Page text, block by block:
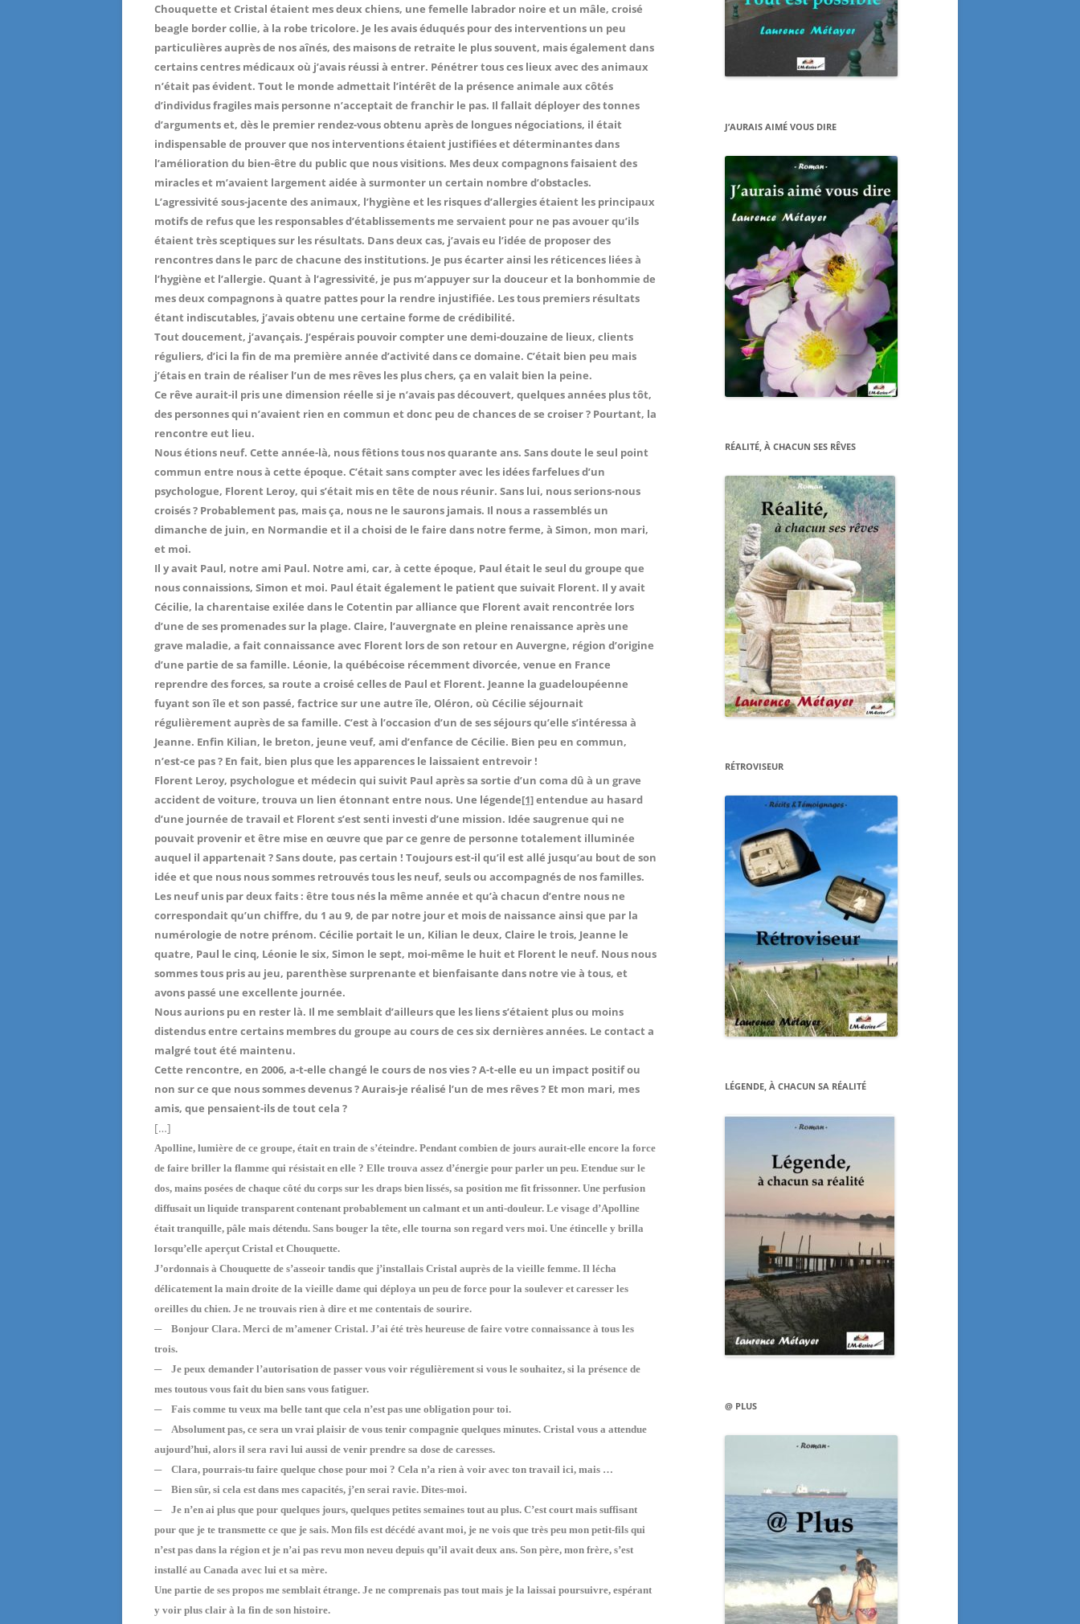
Chouquette et Cristal étaient mes deux chiens, une femelle labrador noire et un mâle, croisé
beagle border collie, à la robe tricolore. Je les avais éduqués pour des interventions un peu
particulières auprès de nos aînés, des maisons de retraite le plus souvent, mais également dans
certains centres médicaux où j’avais réussi à entrer. Pénétrer tous ces lieux avec des animaux
n’était pas évident. Tout le monde admettait l’intérêt de la présence animale aux côtés
d’individus fragiles mais personne n’acceptait de franchir le pas. Il fallait déployer des tonnes
d’arguments et, dès le premier rendez-vous obtenu après de longues négociations, il était
indispensable de prouver que nos interventions étaient justifiées et déterminantes dans
l’amélioration du bien-être du public que nous visitions. Mes deux compagnons faisaient des
miracles et m’avaient largement aidée à surmonter un certain nombre d’obstacles.
L’agressivité sous-jacente des animaux, l’hygiène et les risques d’allergies étaient les principaux
motifs de refus que les responsables d’établissements me servaient pour ne pas avouer qu’ils
étaient très sceptiques sur les résultats. Dans deux cas, j’avais eu l’idée de proposer des
rencontres dans le parc de chacune des institutions. Je pus écarter ainsi les réticences liées à
l’hygiène et l’allergie. Quant à l’agressivité, je pus m’appuyer sur la douceur et la bonhommie de
mes deux compagnons à quatre pattes pour la rendre injustifiée. Les tous premiers résultats
étant indiscutables, j’avais obtenu une certaine forme de crédibilité.
Tout doucement, j’avançais. J’espérais pouvoir compter une demi-douzaine de lieux, clients
réguliers, d’ici la fin de ma première année d’activité dans ce domaine. C’était bien peu mais
j’étais en train de réaliser l’un de mes rêves les plus chers, ça en valait bien la peine.
Ce rêve aurait-il pris une dimension réelle si je n’avais pas découvert, quelques années plus tôt,
des personnes qui n’avaient rien en commun et donc peu de chances de se croiser ? Pourtant, la
rencontre eut lieu.
Nous étions neuf. Cette année-là, nous fêtions tous nos quarante ans. Sans doute le seul point
commun entre nous à cette époque. C’était sans compter avec les idées farfelues d’un
psychologue, Florent Leroy, qui s’était mis en tête de nous réunir. Sans lui, nous serions-nous
croisés ? Probablement pas, mais ça, nous ne le saurons jamais. Il nous a rassemblés un
dimanche de juin, en Normandie et il a choisi de le faire dans notre ferme, à Simon, mon mari,
et moi.
Il y avait Paul, notre ami Paul. Notre ami, car, à cette époque, Paul était le seul du groupe que
nous connaissions, Simon et moi. Paul était également le patient que suivait Florent. Il y avait
Cécilie, la charentaise exilée dans le Cotentin par alliance que Florent avait rencontrée lors
d’une de ses promenades sur la plage. Claire, l’auvergnate en pleine renaissance après une
grave maladie, a fait connaissance avec Florent lors de son retour en Auvergne, région d’origine
d’une partie de sa famille. Léonie, la québécoise récemment divorcée, venue en France
reprendre des forces, sa route a croisé celles de Paul et Florent. Jeanne la guadeloupéenne
fuyant son île et son passé, factrice sur une autre île, Oléron, où Cécilie séjournait
régulièrement auprès de sa famille. C’est à l’occasion d’un de ses séjours qu’elle s’intéressa à
Jeanne. Enfin Kilian, le breton, jeune veuf, ami d’enfance de Cécilie. Bien peu en commun,
n’est-ce pas ? En fait, bien plus que les apparences le laissaient entrevoir !
Florent Leroy, psychologue et médecin qui suivit Paul après sa sortie d’un coma dû à un grave
accident de voiture, trouva un lien étonnant entre nous. Une légende[1]entendue au hasard
d’une journée de travail et Florent s’est senti investi d’une mission. Idée saugrenue qui ne
pouvait provenir et être mise en œuvre que par ce genre de personne totalement illuminée
auquel il appartenait ? Sans doute, pas certain ! Toujours est-il qu’il est allé jusqu’au bout de son
idée et que nous nous sommes retrouvés tous les neuf, seuls ou accompagnés de nos familles.
Les neuf unis par deux faits : être tous nés la même année et qu’à chacun d’entre nous ne
correspondait qu’un chiffre, du 1 au 9, de par notre jour et mois de naissance ainsi que par la
numérologie de notre prénom. Cécilie portait le un, Kilian le deux, Claire le trois, Jeanne le
quatre, Paul le cinq, Léonie le six, Simon le sept, moi-même le huit et Florent le neuf. Nous nous
sommes tous pris au jeu, parenthèse surprenante et bienfaisante dans notre vie à tous, et
avons passé une excellente journée.
Nous aurions pu en rester là. Il me semblait d’ailleurs que les liens s’étaient plus ou moins
distendus entre certains membres du groupe au cours de ces six dernières années. Le contact a
malgré tout été maintenu.
Cette rencontre, en 2006, a-t-elle changé le cours de nos vies ? A-t-elle eu un impact positif ou
non sur ce que nous sommes devenus ? Aurais-je réalisé l’un de mes rêves ? Et mon mari, mes
amis, que pensaient-ils de tout cela ?
[…]
Apolline, lumière de ce groupe, était en train de s’éteindre. Pendant combien de jours aurait-elle encore la force
de faire briller la flamme qui résistait en elle ? Elle trouva assez d’énergie pour parler un peu. Etendue sur le
dos, mains posées de chaque côté du corps sur les draps bien lissés, sa position me fit frissonner. Une perfusion
diffusait un liquide transparent contenant probablement un calmant et un anti-douleur. Le visage d’Apolline
était tranquille, pâle mais détendu. Sans bouger la tête, elle tourna son regard vers moi. Une étincelle y brilla
lorsqu’elle aperçut Cristal et Chouquette.
J’ordonnais à Chouquette de s’asseoir tandis que j’installais Cristal auprès de la vieille femme. Il lécha
délicatement la main droite de la vieille dame qui déploya un peu de force pour la soulever et caresser les
oreilles du chien. Je ne trouvais rien à dire et me contentais de sourire.
─
Bonjour Clara. Merci de m’amener Cristal. J’ai été très heureuse de faire votre connaissance à tous les
trois.
─
Je peux demander l’autorisation de passer vous voir régulièrement si vous le souhaitez, si la présence de
mes toutous vous fait du bien sans vous fatiguer.
─
Fais comme tu veux ma belle tant que cela n’est pas une obligation pour toi.
─
Absolument pas, ce sera un vrai plaisir de vous tenir compagnie quelques minutes. Cristal vous a attendue
aujourd’hui, alors il sera ravi lui aussi de venir prendre sa dose de caresses.
─
Clara, pourrais-tu faire quelque chose pour moi ? Cela n’a rien à voir avec ton travail ici, mais …
─
Bien sûr, si cela est dans mes capacités, j’en serai ravie. Dites-moi.
─
Je n’en ai plus que pour quelques jours, quelques petites semaines tout au plus. C’est court mais suffisant
pour que je te transmette ce que je sais. Mon fils est décédé avant moi, je ne vois que très peu mon petit-fils qui
n’est pas dans la région et je n’ai pas revu mon neveu depuis qu’il avait deux ans. Son père, mon frère, s’est
installé au Canada avec lui et sa mère.
Une partie de ses propos me semblait étrange. Je ne comprenais pas tout mais je la laissai poursuivre, espérant
y voir plus clair à la fin de son histoire.
J’AURAIS AIMÉ VOUS DIRE
RÉALITÉ, À CHACUN SES RÊVES
RÉTROVISEUR
LÉGENDE, À CHACUN SA RÉALITÉ
@ PLUS